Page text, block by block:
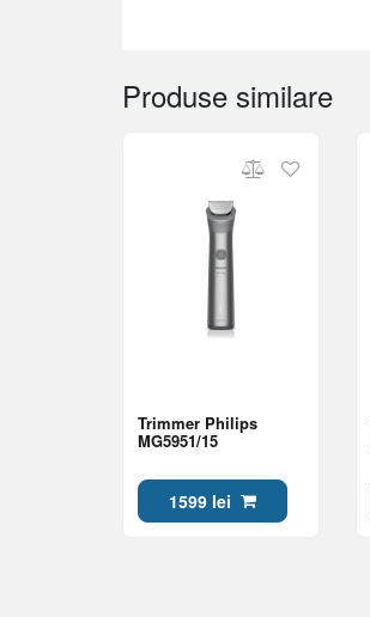
Produse similare
Trimmer Philips
MG5951/15
1599 lei